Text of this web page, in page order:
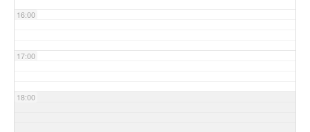
16:00
17:00
18:00